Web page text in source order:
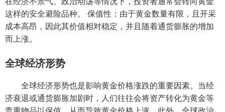
这样的安全避险品种。 保值性：由于黄金数量有限，且开采
成本高昂，因此其价值相对稳定，并且随着通货膨胀的增加
而上涨。
全球经济形势
全球经济形势也是影响黄金价格涨跌的重要因素。当经
济衰退或通货膨胀加剧时，人们往往会将资产转化为黄金等